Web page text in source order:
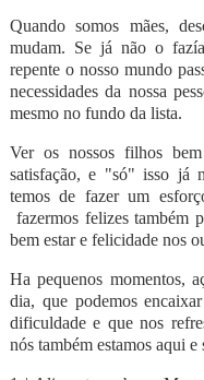
Quando somos mães,
mudam. Se já não o
repente o nosso mundo
necessidades da nossa
mesmo no fundo da lista.
Ver os nossos filhos
satisfação, e "só" isso já
temos de fazer um
fazermos felizes também
bem estar e felicidade nos
Ha pequenos momentos,
dia, que podemos
dificuldade e que nos
nós também estamos aqui e